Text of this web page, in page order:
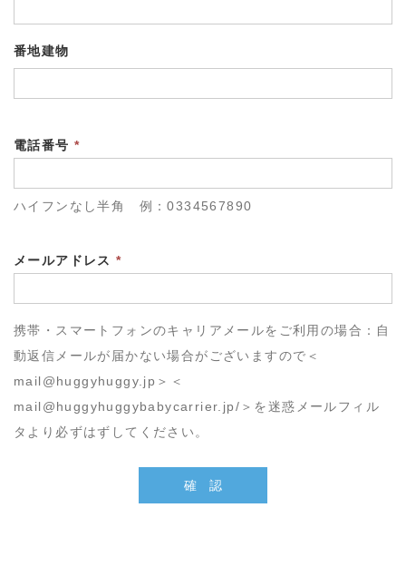
番地建物
電話番号 *
ハイフンなし半角 例：0334567890
メールアドレス*
携帯・スマートフォンのキャリアメールをご利用の場合：自
動返信メールが届かない場合がございますので＜
mail@huggyhuggy.jp＞＜
mail@huggyhuggybabycarrier.jp/＞を迷惑メールフィル
タより必ずはずしてください。